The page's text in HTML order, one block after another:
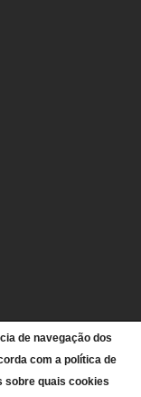
de navegação dos
com a política de
sobre quais cookies